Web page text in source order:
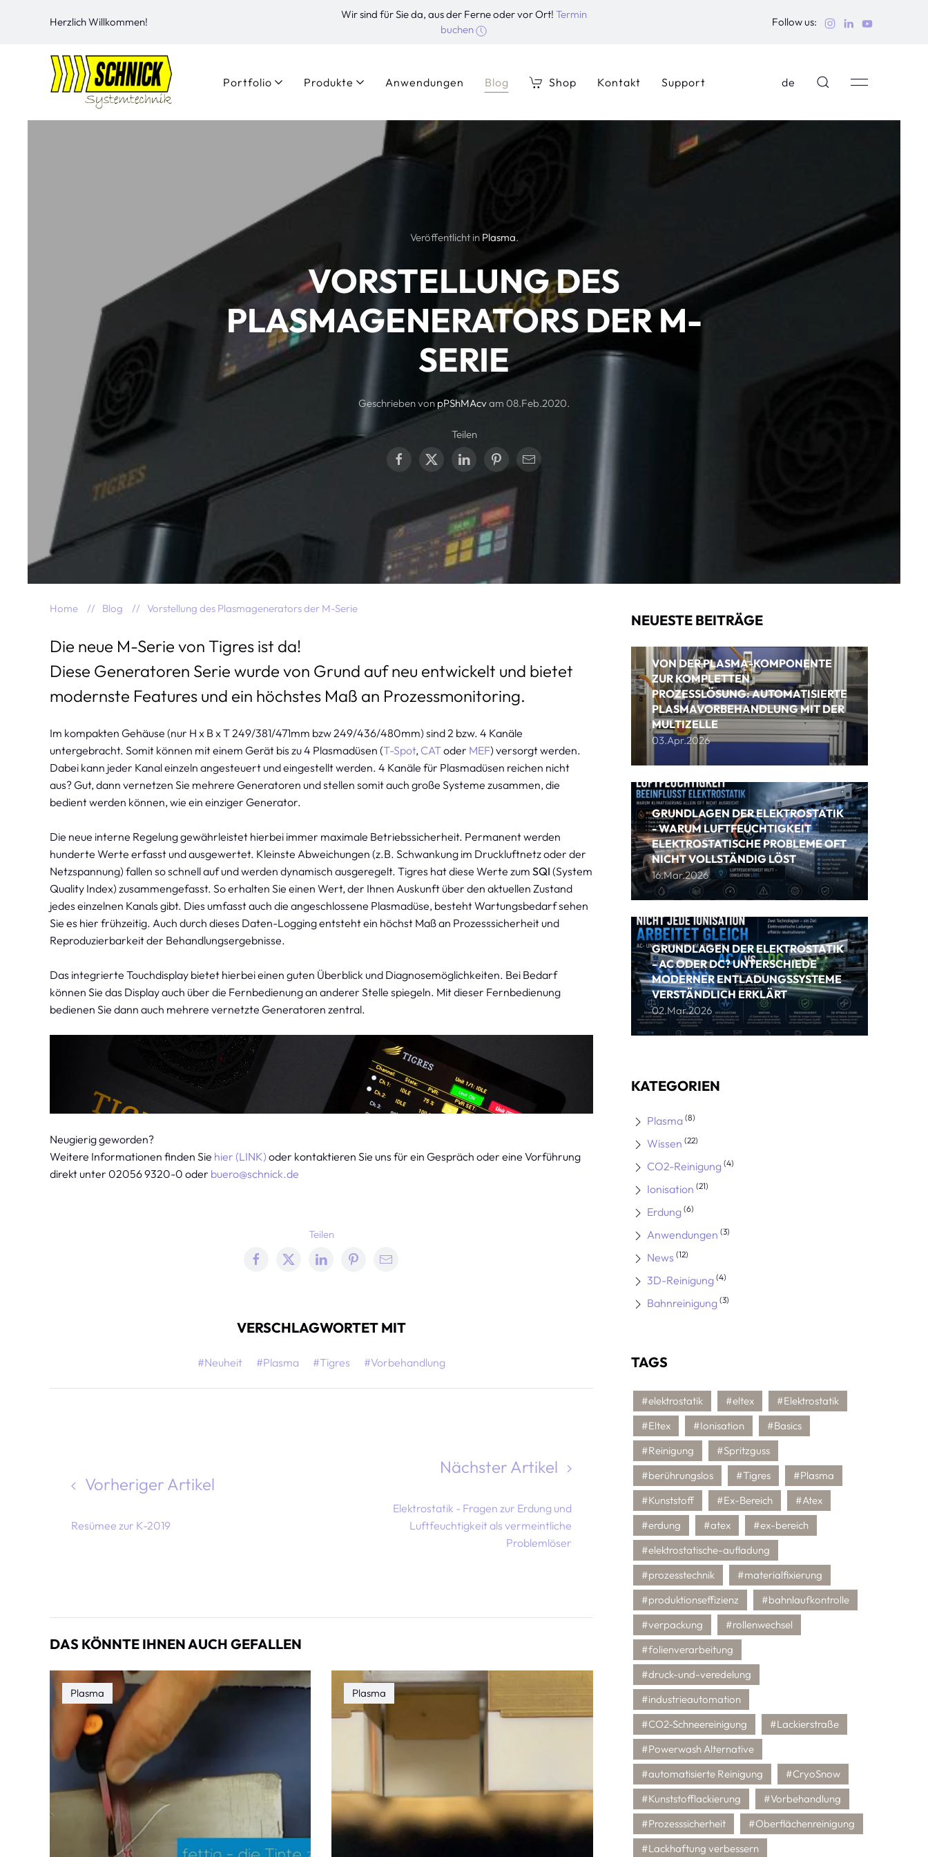
Herzlich Willkommen!
Wir sind für Sie da, aus der Ferne oder vor Ort! Termin
buchen
Follow us:
Portfolio Produkte Anwendungen Blog Shop Kontakt Support de
Veröffentlicht in Plasma.
VORSTELLUNG DES
PLASMAGENERATORS DER M-
SERIE
Geschrieben von pPShMAcvam 08.Feb.2020.
Teilen
Home Blog Vorstellung des Plasmagenerators der M-Serie
Die neue M-Serie von Tigres ist da!
Diese Generatoren Serie wurde von Grund auf neu entwickelt und bietet
modernste Features und ein höchstes Maß an Prozessmonitoring.
Im kompakten Gehäuse (nur H x B x T 249/381/471mm bzw 249/436/480mm) sind 2 bzw. 4 Kanäle
untergebracht. Somit können mit einem Gerät bis zu 4 Plasmadüsen (T-Spot, CAToder MEF) versorgt werden.
Dabei kann jeder Kanal einzeln angesteuert und eingestellt werden. 4 Kanäle für Plasmadüsen reichen nicht
aus? Gut, dann vernetzen Sie mehrere Generatoren und stellen somit auch große Systeme zusammen, die
bedient werden können, wie ein einziger Generator.
Die neue interne Regelung gewährleistet hierbei immer maximale Betriebssicherheit. Permanent werden
hunderte Werte erfasst und ausgewertet. Kleinste Abweichungen (z.B. Schwankung im Druckluftnetz oder der
Netzspannung) fallen so schnell auf und werden dynamisch ausgeregelt. Tigres hat diese Werte zum SQI (System
Quality Index) zusammengefasst. So erhalten Sie einen Wert, der Ihnen Auskunft über den aktuellen Zustand
jedes einzelnen Kanals gibt. Dies umfasst auch die angeschlossene Plasmadüse, besteht Wartungsbedarf sehen
Sie es hier frühzeitig. Auch durch dieses Daten-Logging entsteht ein höchst Maß an Prozesssicherheit und
Reproduzierbarkeit der Behandlungsergebnisse.
Das integrierte Touchdisplay bietet hierbei einen guten Überblick und Diagnosemöglichkeiten. Bei Bedarf
können Sie das Display auch über die Fernbedienung an anderer Stelle spiegeln. Mit dieser Fernbedienung
bedienen Sie dann auch mehrere vernetzte Generatoren zentral.
Neugierig geworden?
Weitere Informationen finden Sie hier (LINK) oder kontaktieren Sie uns für ein Gespräch oder eine Vorführung
direkt unter 02056 9320-0 oder buero@schnick.de
Teilen
VERSCHLAGWORTET MIT
#Neuheit #Plasma #Tigres #Vorbehandlung
Vorheriger Artikel
Resümee zur K-2019
Nächster Artikel
Elektrostatik - Fragen zur Erdung und
Luftfeuchtigkeit als vermeintliche
Problemlöser
DAS KÖNNTE IHNEN AUCH GEFALLEN
Plasma Plasma Plasma
NEUESTE BEITRÄGE
VON DER PLASMA-KOMPONENTE
ZUR KOMPLETTEN
PROZESSLÖSUNG: AUTOMATISIERTE
PLASMAVORBEHANDLUNG MIT DER
MULTIZELLE
03.Apr.2026
GRUNDLAGEN DER ELEKTROSTATIK
- WARUM LUFTFEUCHTIGKEIT
ELEKTROSTATISCHE PROBLEME OFT
NICHT VOLLSTÄNDIG LÖST
16.Mar.2026
GRUNDLAGEN DER ELEKTROSTATIK
- AC ODER DC? UNTERSCHIEDE
MODERNER ENTLADUNGSSYSTEME
VERSTÄNDLICH ERKLÄRT
02.Mar.2026
KATEGORIEN
Plasma (8)
Wissen (22)
CO2-Reinigung (4)
Ionisation (21)
Erdung (6)
Anwendungen (3)
News (12)
3D-Reinigung (4)
Bahnreinigung (3)
TAGS
#elektrostatik #eltex
#Elektrostatik
#Eltex
#Ionisation
#Basics
#Reinigung
#Spritzguss
#berührungslos
#Tigres
#Plasma
#Kunststoff
#Ex-Bereich
#Atex
#erdung
#atex
#ex-bereich
#elektrostatische-aufladung
#prozesstechnik
#materialfixierung
#produktionseffizienz
#bahnlaufkontrolle
#verpackung
#rollenwechsel
#folienverarbeitung
#druck-und-veredelung
#industrieautomation
#CO2-Schneereinigung
#Lackierstraße
#Powerwash Alternative
#automatisierte Reinigung
#CryoSnow
#Kunststofflackierung
#Vorbehandlung
#Prozesssicherheit
#Oberflächenreinigung
#Lackhaftung verbessern